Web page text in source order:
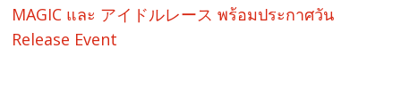
MAGIC และ アイドルレース พร้อมประกาศวัน
Release Event